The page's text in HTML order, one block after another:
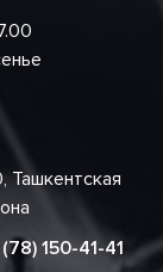
Ташкентская
150-41-41